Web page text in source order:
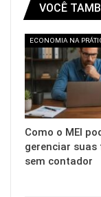
VOCÊ
ECONOMIA NA
Como o MEI
gerenciar suas
sem contador